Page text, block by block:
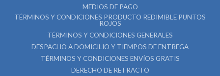
MEDIOS DE PAGO
TÉRMINOS Y CONDICIONES PRODUCTO REDIMIBLE PUNTOS
ROJOS
TÉRMINOS Y CONDICIONES GENERALES
DESPACHO A DOMICILIO Y TIEMPOS DE ENTREGA
TÉRMINOS Y CONDICIONES ENVÍOS GRATIS
DERECHO DE RETRACTO